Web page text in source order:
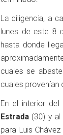
La diligencia, a
lunes de este 8
hasta donde
cuales se
cuales provenían
En el interior
Estrada (30) y al
para Luis